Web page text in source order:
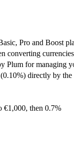
Pro and Boost
converting
Plum for managing
directly by
€1,000, then 0.7%